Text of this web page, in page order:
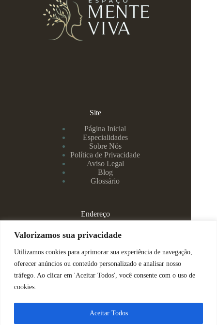
Valorizamos sua privacidade
Utilizamos cookies para aprimorar sua experiência de navegação,
oferecer anúncios ou conteúdo personalizado e analisar nosso
tráfego. Ao clicar em 'Aceitar Todos', você consente com o uso de
cookies.
Aceitar Todos
Site
Página Inicial
Especialidades
Sobre Nós
Política de Privacidade
Aviso Legal
Blog
Glossário
Endereço
Rua Rei Alberto, 108 / 705 - Centro - Juiz de Fora/MG
(32) 99829-3800 - Dra Eduarda
Direitos Reservados @ Tabtech - 2023